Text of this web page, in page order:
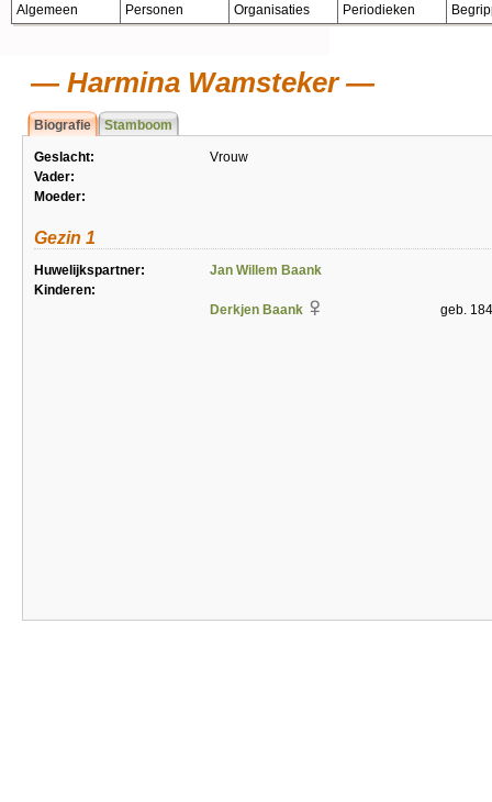
Algemeen Personen Organisaties Periodieken
Harmina Wamsteker
Biografie Stamboom
Geslacht:
Vrouw
Vader:
Moeder:
Gezin 1
Huwelijkspartner:
Jan Willem Baank
Kinderen:
Derkjen Baank
geb.